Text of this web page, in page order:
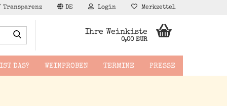
DE Login Merkzettel
Ihre Weinkiste
0,00 EUR
DAS? WEINPROBEN TERMINE PRESSE